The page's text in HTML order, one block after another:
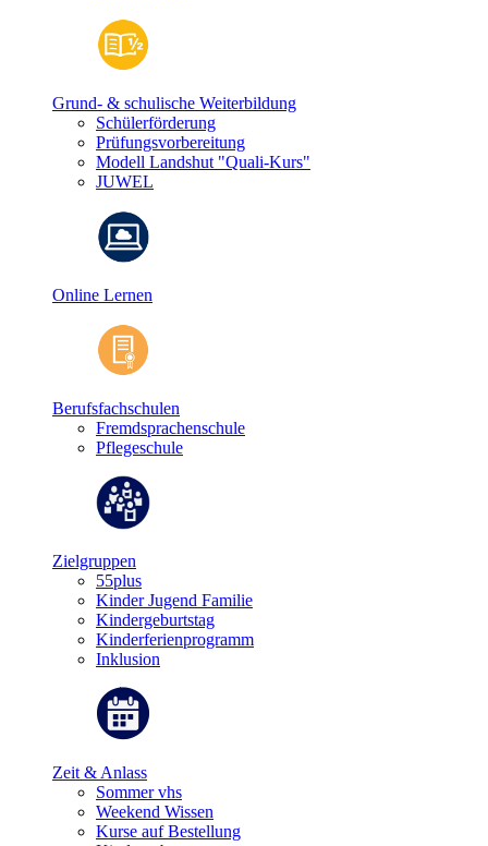
Grund- & schulische Weiterbildung
Schülerförderung
Prüfungsvorbereitung
Modell Landshut "Quali-Kurs"
JUWEL
Online Lernen
Berufsfachschulen
Fremdsprachenschule
Pflegeschule
Zielgruppen
55plus
Kinder Jugend Familie
Kindergeburtstag
Kinderferienprogramm
Inklusion
Zeit & Anlass
Sommer vhs
Weekend Wissen
Kurse auf Bestellung